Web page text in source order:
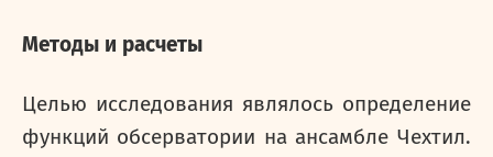
Методы и расчеты
Целью исследования являлось определение
функций обсерватории на ансамбле Чехтил.